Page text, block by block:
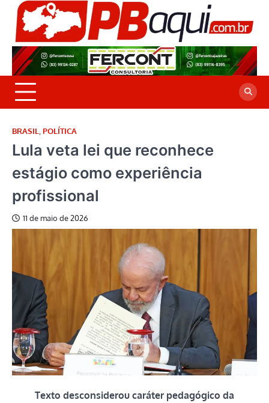
Skip
content
BRASIL POLÍTICA
Lula veta lei que reconhece
estágio como experiência
profissional
11 de maio de 2026
Texto desconsiderou caráter pedagógico da